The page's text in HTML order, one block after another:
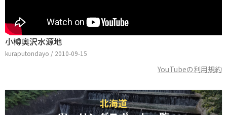
小樽奥沢水源地
kuraputondayo / 2010-09-15
YouTubeの利用規約
北海道